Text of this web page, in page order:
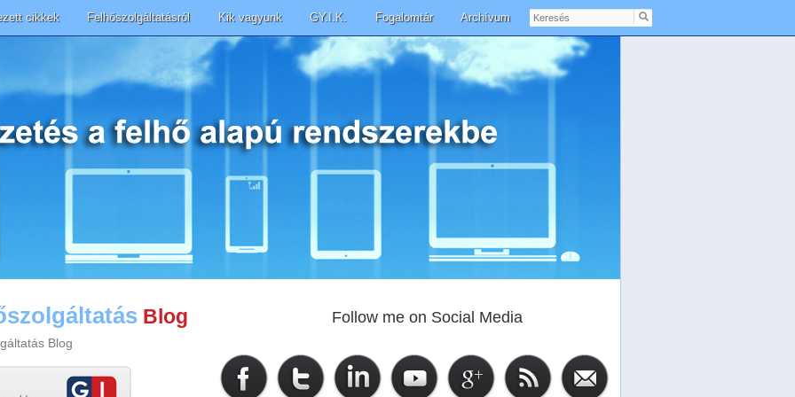
cikkek Felhőszolgáltatásról Kik vagyunk GY.I.K. Fogalomtár Archívum
Keresés
Blog
Blog
Follow me on Social Media